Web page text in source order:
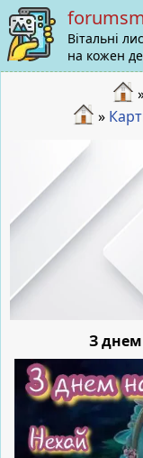
Вітальні
на кожен
»
З